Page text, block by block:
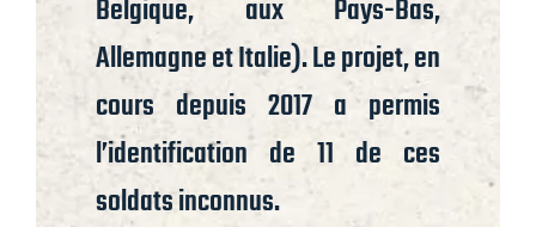
Belgique, aux Pays-Bas,
Allemagne et Italie). Le projet, en
cours depuis 2017 a permis
l’identification de 11 de ces
soldats inconnus.